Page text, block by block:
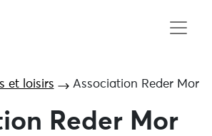
et loisirs Association Reder Mor
Reder Mor